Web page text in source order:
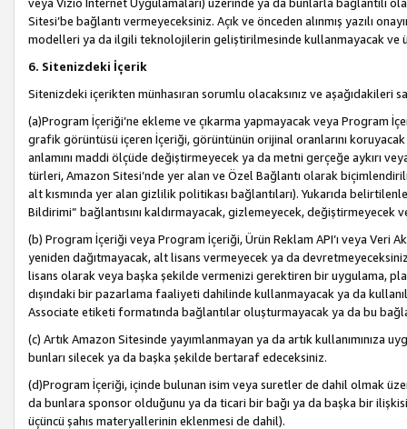
Sitesi’be bağlantı vermeyeceksiniz. Açık ve önceden alınmış yazılı
modelleri ya da ilgili teknolojilerin geliştirilmesinde kullanmayacak ve
6. Sitenizdeki İçerik
Sitenizdeki içerikten münhasıran sorumlu olacaksınız ve aşağıdakileri
(a)Program İçeriği’ne ekleme ve çıkarma yapmayacak veya Program
grafik görüntüsü içeren İçeriği, görüntünün orijinal oranlarını
anlamını maddi ölçüde değiştirmeyecek ya da metni gerçeğe aykırı
türleri, Amazon Sitesi’nde yer alan ve Özel Bağlantı olarak
alt kısmında yer alan gizlilik politikası bağlantıları). Yukarıda
Bildirimi” bağlantısını kaldırmayacak, gizlemeyecek,
(b) Program İçeriği veya Program İçeriği, Ürün Reklam API’ı veya Veri
yeniden dağıtmayacak, alt lisans vermeyecek ya da
lisans olarak veya başka şekilde vermenizi gerektiren bir uygulama,
dışındaki bir pazarlama faaliyeti dahilinde kullanmayacak ya da
Associate etiketi formatında bağlantılar oluşturmayacak ya da bu
(c) Artık Amazon Sitesinde yayımlanmayan ya da artık kullanımınıza
bunları silecek ya da başka şekilde bertaraf edeceksiniz.
(d)Program İçeriği, içinde bulunan isim veya suretler de dahil olmak
da bunlara sponsor olduğunu ya da ticari bir bağı ya da başka bir
üçüncü şahıs materyallerinin eklenmesi de dahil).